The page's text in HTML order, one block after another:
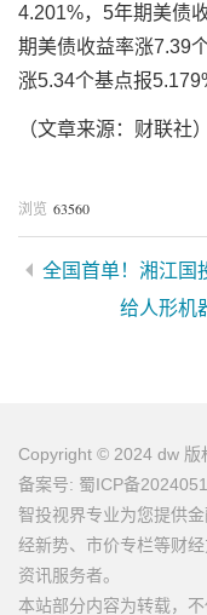
4.201%，5年期美债
期美债收益率涨7.39
涨5.34个基点报
（文章来源：财联社）
浏览 63560
给人形机
Copyright © 2024 dw 版
备案号: 蜀ICP备
智投视界专业为您提供
经新势、市价专栏等财
资讯服务者。
本站部分内容为转载，